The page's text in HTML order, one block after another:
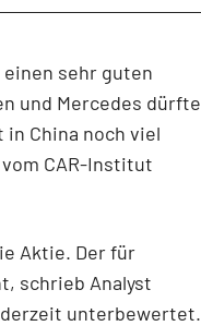
sehr guten
und Mercedes dürfte
in China noch viel
CAR-Institut
Aktie. Der für
schrieb Analyst
unterbewertet.